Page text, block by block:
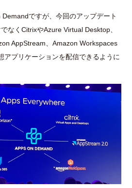
Demandですが、今回のアップデート
なく CitrixやAzure Virtual Desktop
AppStream
Amazon Workspaces
アプリケーションを配信できるように